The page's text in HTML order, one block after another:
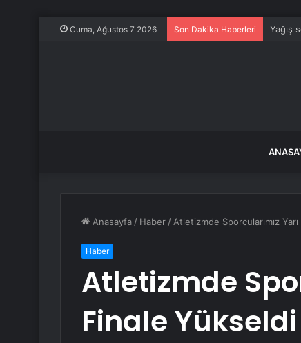
Cuma, Ağustos 7 2026 Son Dakika Haberleri Yağış
Anasayfa / Haber / Atletizmde Sporcularımız
Haber
Atletizmde
Finale Yükseldi